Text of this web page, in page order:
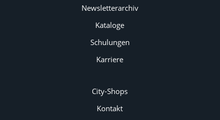
Newsletterarchiv
Kataloge
Schulungen
Karriere
City-Shops
Kontakt